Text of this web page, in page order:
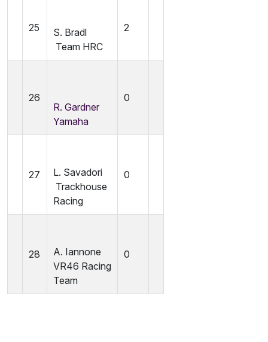
25
S. Bradl
Team HRC
2
26
R. Gardner
Yamaha
0
27
L. Savadori
Trackhouse
Racing
0
28
A. Iannone
VR46 Racing
Team
0